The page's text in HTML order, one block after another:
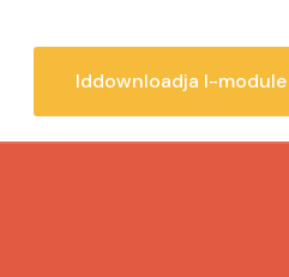
Iddownloadja l-